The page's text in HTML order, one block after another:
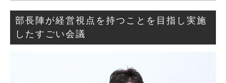
部長陣が経営視点を持つことを目指し実施
したすごい会議